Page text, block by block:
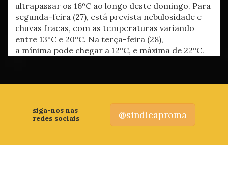
ultrapassar os 16ºC ao longo deste domingo. Para
segunda-feira (27), está prevista nebulosidade e
chuvas fracas, com as temperaturas variando
entre 13°C e 20°C. Na terça-feira (28),
a mínima pode chegar a 12°C, e máxima de 22°C.
siga-nos nas
redes sociais
@sindicaproma